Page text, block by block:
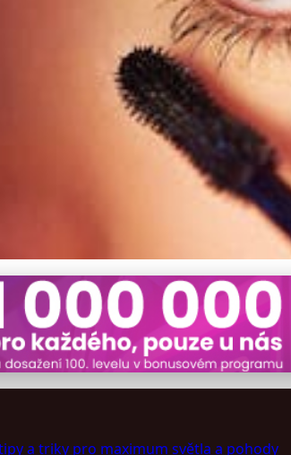
světlo ve
a triky pro maximum světla a pohody